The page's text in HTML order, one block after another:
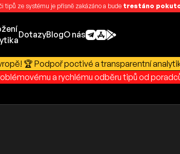
tipů ze systému je přísně zakázáno a bude trestáno
DotazyBlogO nás
🏆 Podpoř poctivé a transparentní
a rychlému odběru tipů od